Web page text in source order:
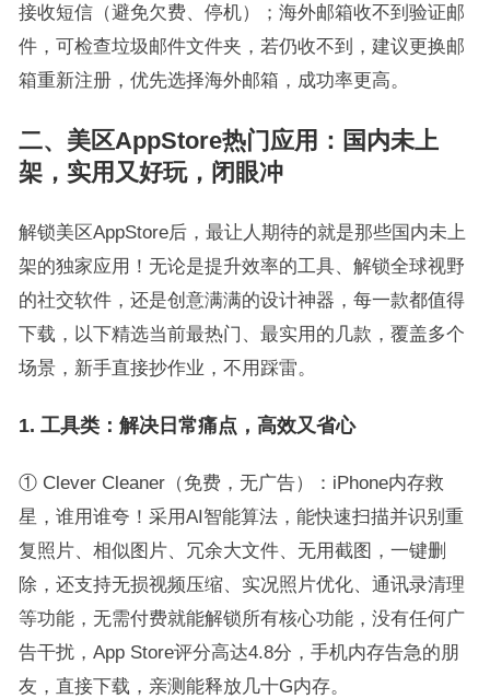
接收短信（避免欠费、停机）；海外邮箱收不到验证邮
件，可检查垃圾邮件文件夹，若仍收不到，建议更换邮
箱重新注册，优先选择海外邮箱，成功率更高。
二、美区AppStore热门应用：国内未上
架，实用又好玩，闭眼冲
解锁美区AppStore后，最让人期待的就是那些国内未上
架的独家应用！无论是提升效率的工具、解锁全球视野
的社交软件，还是创意满满的设计神器，每一款都值得
下载，以下精选当前最热门、最实用的几款，覆盖多个
场景，新手直接抄作业，不用踩雷。
1. 工具类：解决日常痛点，高效又省心
① Clever Cleaner（免费，无广告）：iPhone内存救
星，谁用谁夸！采用AI智能算法，能快速扫描并识别重
复照片、相似图片、冗余大文件、无用截图，一键删
除，还支持无损视频压缩、实况照片优化、通讯录清理
等功能，无需付费就能解锁所有核心功能，没有任何广
告干扰，App Store评分高达4.8分，手机内存告急的朋
友，直接下载，亲测能释放几十G内存。